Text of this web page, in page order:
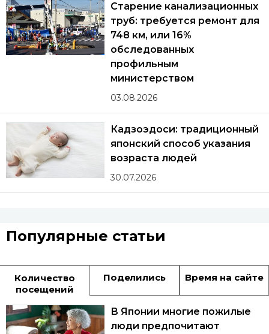
Старение канализационных
труб: требуется ремонт для
748 км, или 16%
обследованных
профильным
министерством
03.08.2026
Кадзоэдоси: традиционный
японский способ указания
возраста людей
30.07.2026
Популярные статьи
Количество
посещений
Поделились Время на сайте
В Японии многие пожилые
люди предпочитают